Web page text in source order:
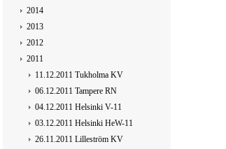
2014
2013
2012
2011
11.12.2011 Tukholma KV
06.12.2011 Tampere RN
04.12.2011 Helsinki V-11
03.12.2011 Helsinki HeW-11
26.11.2011 Lilleström KV